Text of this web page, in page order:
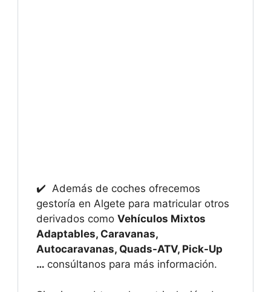
✔️ Además de coches ofrecemos
gestoría en Algete para matricular otros
derivados como Vehículos Mixtos
Adaptables, Caravanas,
Autocaravanas, Quads-ATV, Pick-Up
… consúltanos para más información.